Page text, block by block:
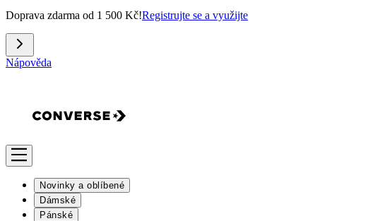
Doprava zdarma od 1 500 Kč!Registrujte se a využijte
Nápověda
Novinky a oblíbené
Dámské
Pánské